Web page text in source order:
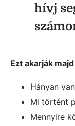
hívj
Ezt akarják
Hányan
Mi történt
Mennyire